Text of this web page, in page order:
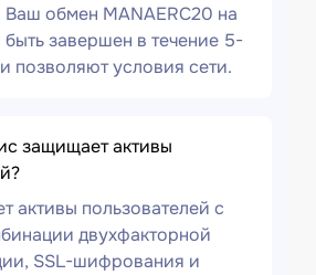
Ваш обмен MANAERC20 на
завершен в течение 5-
позволяют условия сети.
защищает активы
активы пользователей с
двухфакторной
SSL-шифрования и